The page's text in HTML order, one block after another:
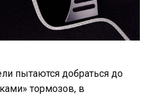
пытаются добраться до
тормозов, в